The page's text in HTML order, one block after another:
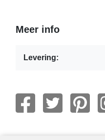
Meer info
Levering: